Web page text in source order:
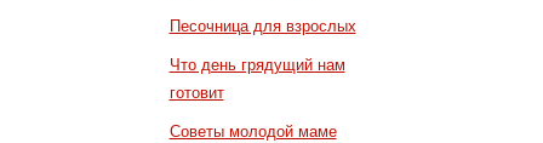
Песочница для взрослых
Что день грядущий нам
готовит
Советы молодой маме